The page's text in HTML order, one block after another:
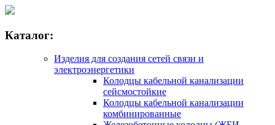
Каталог:
Изделия для создания сетей связи и
электроэнергетики
Колодцы кабельной канализации
сейсмостойкие
Колодцы кабельной канализации
комбинированные